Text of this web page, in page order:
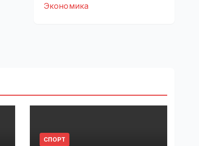
Экономика
СПОРТ